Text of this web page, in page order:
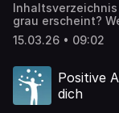
grau erscheint?
Rückschläge
Dabei liegt genau
Lebensqualität.
Eigenschaft,
15.03.26 • 09:02
Positive
dich